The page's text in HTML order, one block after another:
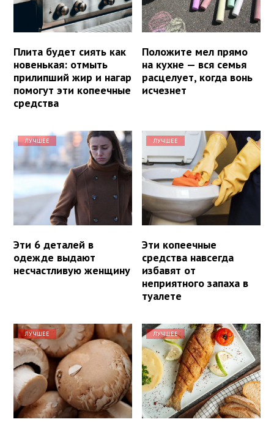
Плита будет сиять как
новенькая: отмыть
прилипший жир и нагар
помогут эти копеечные
средства
Положите мел прямо
на кухне — вся семья
расцелует, когда вонь
исчезнет
ЛУЧШЕЕ
Эти 6 деталей в
одежде выдают
несчастливую женщину
ЛУЧШЕЕ
Эти копеечные
средства навсегда
избавят от
неприятного запаха в
туалете
ЛУЧШЕЕ ЛУЧШЕЕ